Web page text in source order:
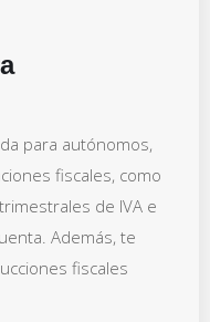
para autónomos,
fiscales, como
de IVA e
Además, te
fiscales